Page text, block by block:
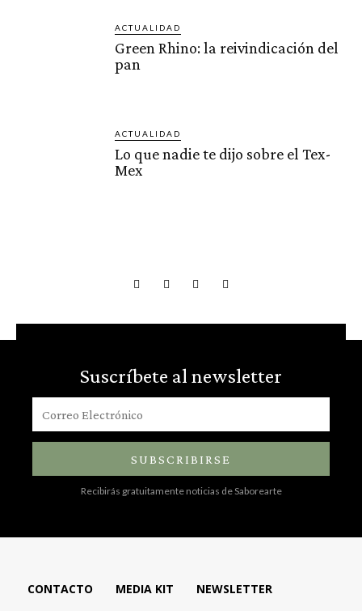
ACTUALIDAD
Green Rhino: la reivindicación del
pan
ACTUALIDAD
Lo que nadie te dijo sobre el Tex-
Mex
Suscríbete al newsletter
SUBSCRIBIRSE
Recibirás gratuitamente noticias de Saborearte
CONTACTO MEDIA KIT NEWSLETTER